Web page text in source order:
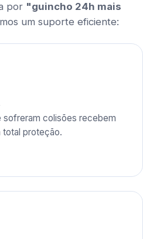
por "guincho 24h mais
um suporte eficiente:
sofreram colisões recebem
proteção.